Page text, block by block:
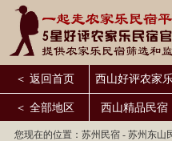
＜ 返回首页 西山好评农家
＜ 全部地区 西山精品民宿
您现在的位置： 苏州民宿- 苏州东山